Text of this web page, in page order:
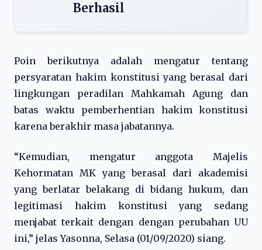
Berhasil
Poin berikutnya adalah mengatur tentang
persyaratan hakim konstitusi yang berasal dari
lingkungan peradilan Mahkamah Agung dan
batas waktu pemberhentian hakim konstitusi
karena berakhir masa jabatannya.
“Kemudian, mengatur anggota Majelis
Kehormatan MK yang berasal dari akademisi
yang berlatar belakang di bidang hukum, dan
legitimasi hakim konstitusi yang sedang
menjabat terkait dengan dengan perubahan UU
ini,” jelas Yasonna, Selasa (01/09/2020) siang.